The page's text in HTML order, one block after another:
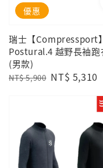
優惠
瑞士【Compressport】
Postural.4 越野長袖跑
(男款)
Regular
NT$ 5,900 Sale
NT$ 5,310